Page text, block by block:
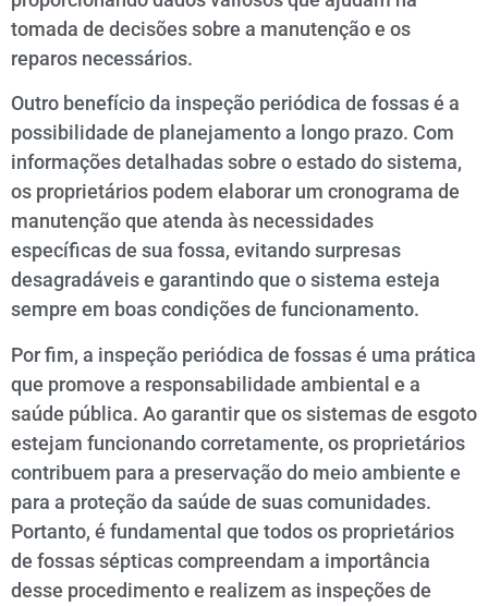
tomada de decisões sobre a manutenção e os
reparos necessários.
Outro benefício da inspeção periódica de fossas é a
possibilidade de planejamento a longo prazo. Com
informações detalhadas sobre o estado do sistema,
os proprietários podem elaborar um cronograma de
manutenção que atenda às necessidades
específicas de sua fossa, evitando surpresas
desagradáveis e garantindo que o sistema esteja
sempre em boas condições de funcionamento.
Por fim, a inspeção periódica de fossas é uma prática
que promove a responsabilidade ambiental e a
saúde pública. Ao garantir que os sistemas de esgoto
estejam funcionando corretamente, os proprietários
contribuem para a preservação do meio ambiente e
para a proteção da saúde de suas comunidades.
Portanto, é fundamental que todos os proprietários
de fossas sépticas compreendam a importância
desse procedimento e realizem as inspeções de